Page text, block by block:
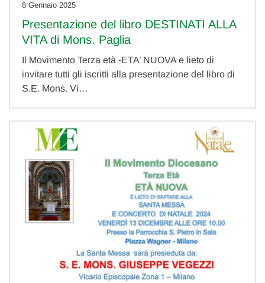
8 Gennaio 2025
Presentazione del libro DESTINATI ALLA
VITA di Mons. Paglia
Il Movimento Terza età -ETA’ NUOVA e lieto di
invitare tutti gli iscritti alla presentazione del libro di
S.E. Mons. Vi…